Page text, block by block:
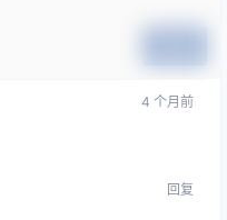
4 个月前
回复